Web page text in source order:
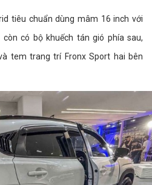
tiêu chuẩn dùng mâm 16 inch với
còn có bộ khuếch tán gió phía sau,
tem trang trí Fronx Sport hai bên